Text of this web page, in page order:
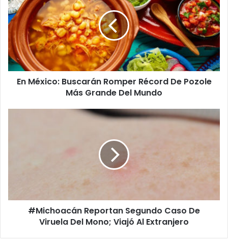
Buscarán
Romper
Récord
De
Pozole
Más
Grande
DelEn México: Buscarán Romper Récord De Pozole
Más Grande Del Mundo
Viajó
Extranjero
#Michoacán Reportan Segundo Caso De
Viruela Del Mono; Viajó Al Extranjero